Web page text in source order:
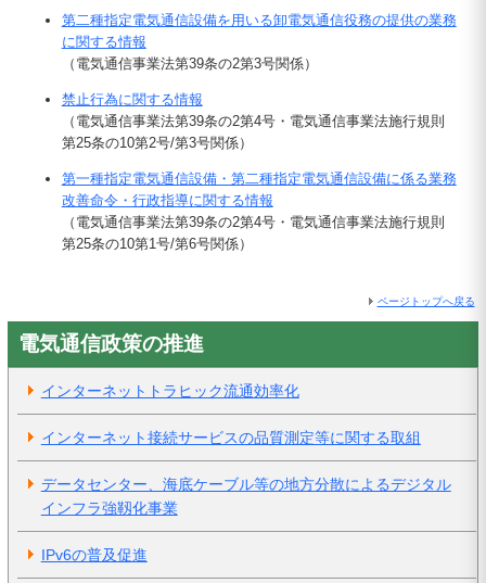
第二種指定電気通信設備を用いる卸電気通信役務の提供の業務
に関する情報
（電気通信事業法第39条の2第3号関係）
禁止行為に関する情報
（電気通信事業法第39条の2第4号・電気通信事業法施行規則
第25条の10第2号/第3号関係）
第一種指定電気通信設備・第二種指定電気通信設備に係る業務
改善命令・行政指導に関する情報
（電気通信事業法第39条の2第4号・電気通信事業法施行規則
第25条の10第1号/第6号関係）
ページトップへ戻る
電気通信政策の推進
インターネットトラヒック流通効率化
インターネット接続サービスの品質測定等に関する取組
データセンター、海底ケーブル等の地方分散によるデジタル
インフラ強靱化事業
IPv6の普及促進